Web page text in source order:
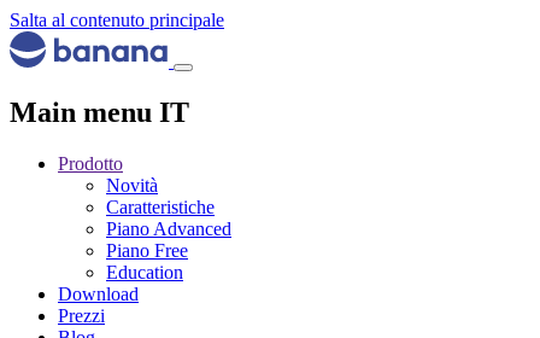
Salta al contenuto principale
Main menu IT
Prodotto
Novità
Caratteristiche
Piano Advanced
Piano Free
Education
Download
Prezzi